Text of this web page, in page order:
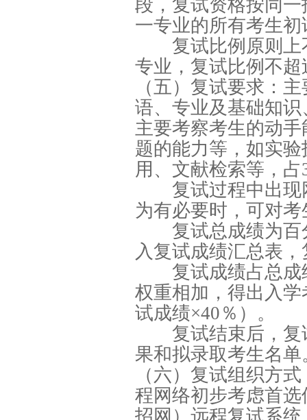
段，复试资格按同
一专业的所有考生
复试比例原则上
专业，复试比例不
（五）复试要求：
语、专业及基础知
主要考察考生的动
题的能力等，如实
用、文献检索等，
复试过程中出现
为有必要时，可对
复试总成绩为百
入复试成绩汇总表
复试成绩占总成
权重相加，得出入
试成绩×40％）。
复试结束后，复
果和拟录取考生名单
（六）复试组织方
程网络初步考虑首
招网）远程复试系统